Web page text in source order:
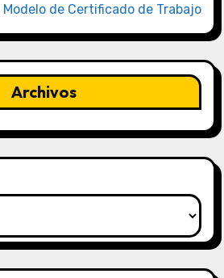
Modelo de Certificado de Trabajo
Archivos